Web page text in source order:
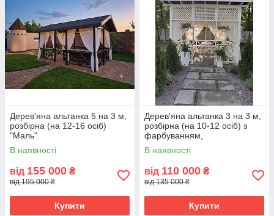
Дерев'яна альтанка 5 на 3 м,
розбірна (на 12-16 осіб)
"Маль"
В наявності
від 155 000 ₴
від 195 000 ₴
Купити
Дерев'яна альтанка 3 на 3 м,
розбірна (на 10-12 осіб) з
фарбуванням,
В наявності
від 110 000 ₴
від 135 000 ₴
Купити